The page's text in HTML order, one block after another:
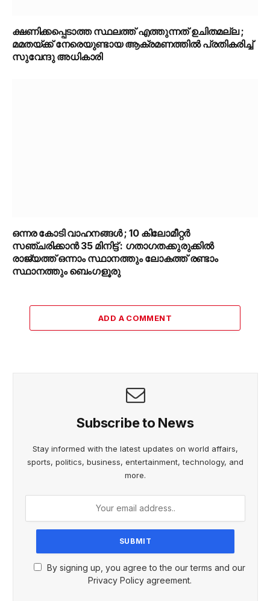
ക്ഷണിക്കപ്പെടാത്ത സ്ഥലത്ത് എത്തുന്നത് ഉചിതമല്ല ;
മമതയ്ക്ക് നേരെയുണ്ടായ ആക്രമണത്തിൽ പ്രതികരിച്ച്
സുവേന്ദു അധികാരി
ഒന്നര കോടി വാഹനങ്ങൾ ; 10 കിലോമീറ്റർ
സഞ്ചരിക്കാൻ 35 മിനിട്ട് : ഗതാഗതക്കുരുക്കിൽ
രാജ്യത്ത് ഒന്നാം സ്ഥാനത്തും ലോകത്ത് രണ്ടാം
സ്ഥാനത്തും ബെംഗളൂരു
ADD A COMMENT
Subscribe to News
Stay informed with the latest updates on world affairs,
sports, politics, business, entertainment, technology, and
more.
By signing up, you agree to the our terms and our
Privacy Policy agreement.